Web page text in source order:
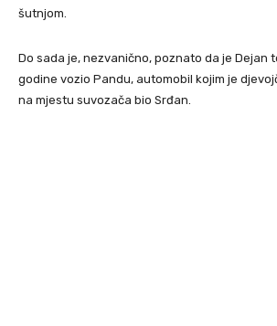
šutnjom.
Do sada je, nezvanično, poznato da je Dejan
godine vozio Pandu, automobil kojim je
na mjestu suvozača bio Srđan.